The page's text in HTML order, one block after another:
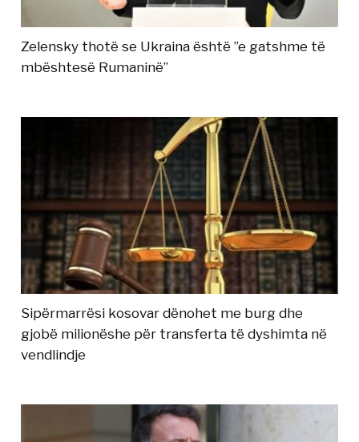
Zelensky thotë se Ukraina është ”e gatshme të
mbështesë Rumaninë”
Sipërmarrësi kosovar dënohet me burg dhe
gjobë milionëshe për transferta të dyshimta në
vendlindje